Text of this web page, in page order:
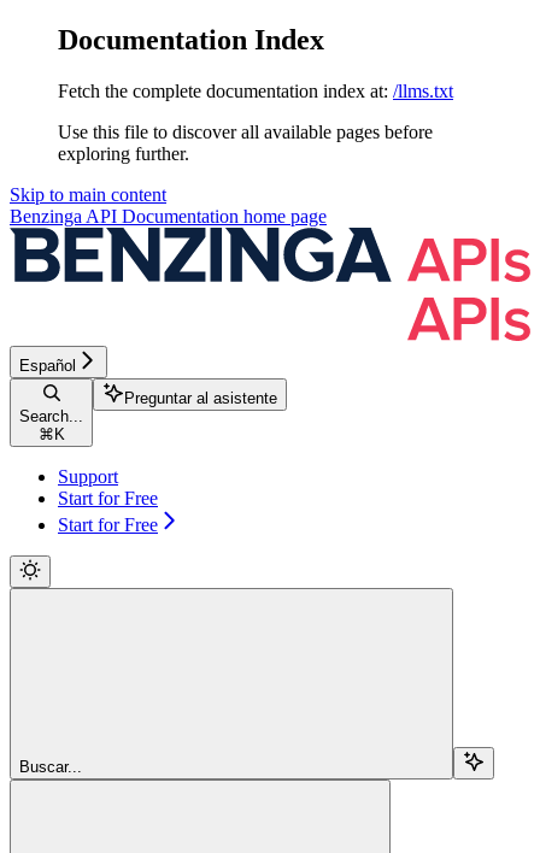
Documentation Index
Fetch the complete documentation index at: /llms.txt
Use this file to discover all available pages before
exploring further.
Skip to main content
Benzinga API Documentation home page
Español
Search...
⌘ K
Preguntar al asistente
Support
Start for Free
Start for Free
Buscar...